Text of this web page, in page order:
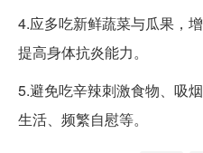
4.应多吃新鲜蔬菜与瓜果，
提高身体抗炎能力。
5.避免吃辛辣刺激食物、吸
生活、频繁自慰等。